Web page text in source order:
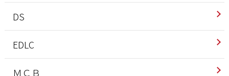
DS
EDLC
ＭＣＢ